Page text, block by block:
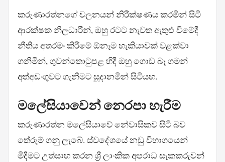
කරුණාරත්නගේ චලනයන් නිරීක්ෂණය කරමින් සිටි
ආරක්ෂක නිලධාරීන්, ඔහු රටට නැවත ඇතුළු වීමේදී
නීතිය අතරමං කිරීමේ ඕනෑම හැකියාවක් වළක්වා
ගනිමින්, ගුවන්තොටුපළ හිදී ඔහු ගොඩ බෑ ගමන්
අත්අඩංගුවට ගැනීමට සූදානමින් සිටියහ.
මලේසියාවෙන් නෙරපා හැරීම
කරුණාරත්න මලේසියාවේ නේවාසිකව සිටි බව
තේරුම් ගනු ලැබේ. ස්වදේශයේ නඩු විභාගයෙන්
මිදීමට උත්සාහ කරන ශ්‍රී ලාංකික අපරාධ සැකකරුවන්